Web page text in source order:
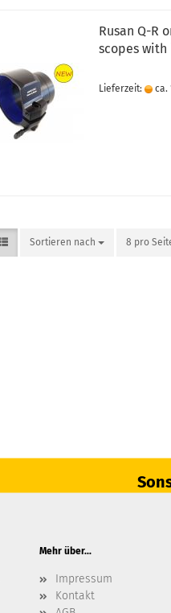
Rusan Q-R
scopes
Lieferzeit: ca.
Sortieren nach 8 pro
Mehr über...
Impressum
Kontakt